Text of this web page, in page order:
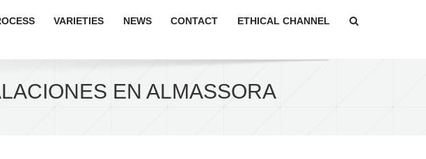
VARIETIES NEWS CONTACT ETHICAL CHANNEL
EN ALMASSORA